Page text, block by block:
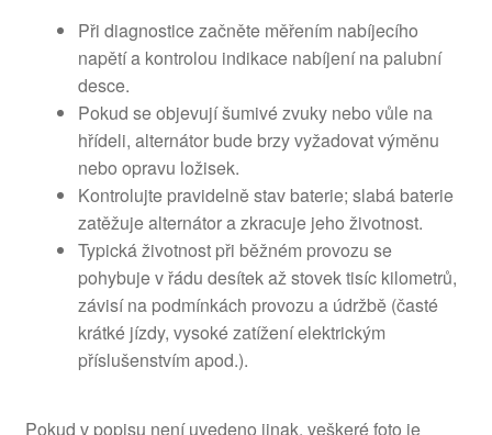
Při diagnostice začněte měřením nabíjecího
napětí a kontrolou indikace nabíjení na palubní
desce.
Pokud se objevují šumivé zvuky nebo vůle na
hřídeli, alternátor bude brzy vyžadovat výměnu
nebo opravu ložisek.
Kontrolujte pravidelně stav baterie; slabá baterie
zatěžuje alternátor a zkracuje jeho životnost.
Typická životnost při běžném provozu se
pohybuje v řádu desítek až stovek tisíc kilometrů,
závisí na podmínkách provozu a údržbě (časté
krátké jízdy, vysoké zatížení elektrickým
příslušenstvím apod.).
Pokud v popisu není uvedeno jinak, veškeré foto je